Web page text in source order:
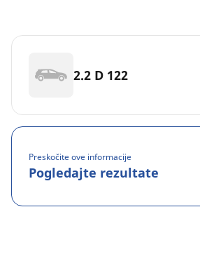
2.2 D 122
Preskočite ove informacije
Pogledajte rezultate